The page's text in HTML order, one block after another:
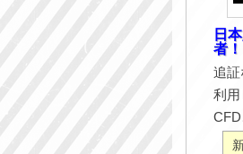
日
者！
追証
利用